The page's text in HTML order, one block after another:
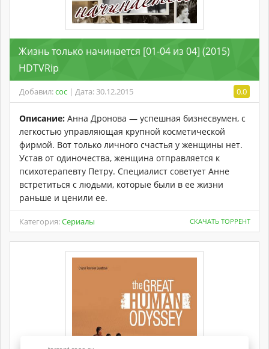
Жизнь только начинается [01-04 из 04] (2015)
HDTVRip
Добавил:coc | Дата: 30.12.2015 0.0
Описание: Анна Дронова — успешная бизнесвумен, с
легкостью управляющая крупной косметической
фирмой. Вот только личного счастья у женщины нет.
Устав от одиночества, женщина отправляется к
психотерапевту Петру. Специалист советует Анне
встретиться с людьми, которые были в ее жизни
раньше и ценили ее.
Категория:Сериалы СКАЧАТЬ ТОРРЕНТ